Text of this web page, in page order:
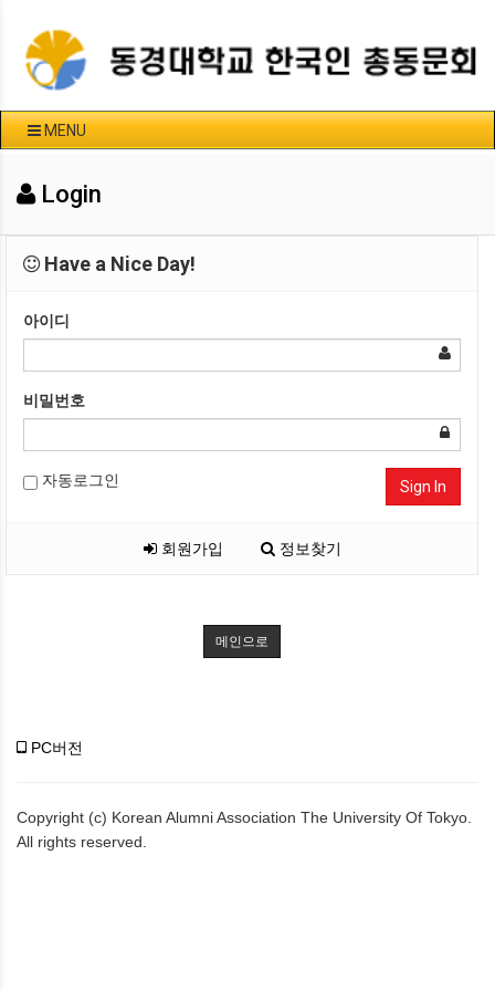
MENU
Login
Have a Nice Day!
아이디
비밀번호
자동로그인 Sign In
회원가입 정보찾기
메인으로
PC버전
Copyright (c) Korean Alumni Association The University Of Tokyo.
All rights reserved.